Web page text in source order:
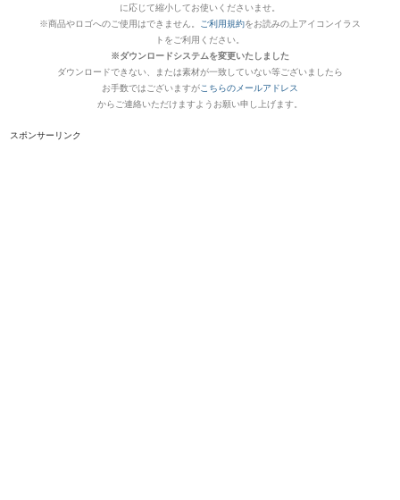
に応じて縮小してお使いくださいませ。
※商品やロゴへのご使用はできません。
ご利用規約をお読みの上アイコンイラス
トをご利用ください。
※ダウンロードシステムを変更いたしました
ダウンロードできない、または素材が一致していない等ございましたら
お手数ではございますがこちらのメールアドレス
からご連絡いただけますようお願い申し上げます。
スポンサーリンク